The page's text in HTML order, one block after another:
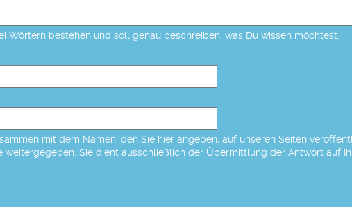
Wörtern bestehen und soll genau beschreiben, was Du wissen möchtest.
mit dem Namen, den Sie hier angeben, auf unseren Seiten
Sie dient ausschließlich der Übermittlung der Antwort auf